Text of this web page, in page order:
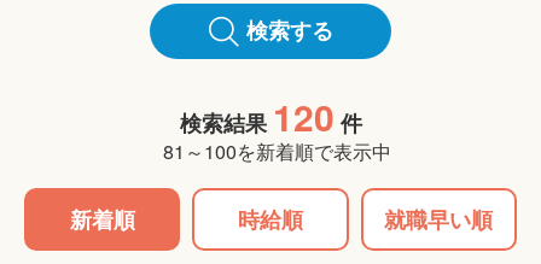
検索する
検索結果 120 件
81～100を新着順で表示中
新着順 時給順 就職早い順